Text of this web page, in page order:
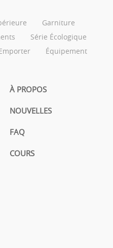
Garniture
Série Écologique
Équipement
À PROPOS
NOUVELLES
FAQ
COURS